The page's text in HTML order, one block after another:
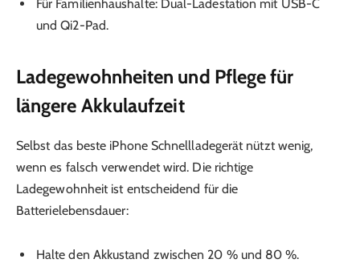
Für Familienhaushalte: Dual-Ladestation mit USB-C
und Qi2-Pad.
Ladegewohnheiten und Pflege für
längere Akkulaufzeit
Selbst das beste iPhone Schnellladegerät nützt wenig,
wenn es falsch verwendet wird. Die richtige
Ladegewohnheit ist entscheidend für die
Batterielebensdauer:
Halte den Akkustand zwischen 20 % und 80 %.